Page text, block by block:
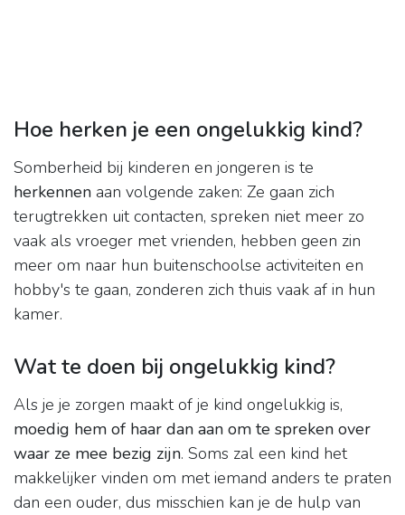
Hoe herken je een ongelukkig kind?
Somberheid bij kinderen en jongeren is te
herkennen aan volgende zaken: Ze gaan zich
terugtrekken uit contacten, spreken niet meer zo
vaak als vroeger met vrienden, hebben geen zin
meer om naar hun buitenschoolse activiteiten en
hobby's te gaan, zonderen zich thuis vaak af in hun
kamer.
Wat te doen bij ongelukkig kind?
Als je je zorgen maakt of je kind ongelukkig is,
moedig hem of haar dan aan om te spreken over
waar ze mee bezig zijn. Soms zal een kind het
makkelijker vinden om met iemand anders te praten
dan een ouder, dus misschien kan je de hulp van